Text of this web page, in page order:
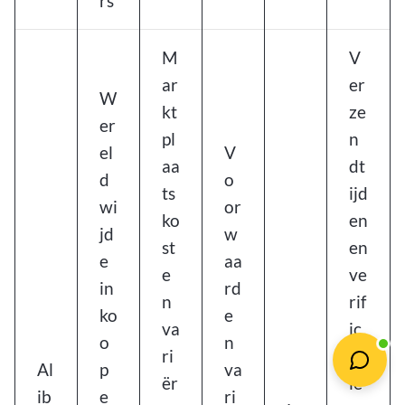
Al
ib
W
er
el
d
wi
jd
e
in
ko
o
p
e
M
ar
kt
pl
aa
ts
ko
st
e
n
va
ri
ër
V
o
or
w
aa
rd
e
n
va
ri
V
er
ze
n
dt
ijd
en
en
ve
rif
ic
at
ie